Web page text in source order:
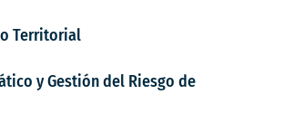
Territorial
y Gestión del Riesgo de